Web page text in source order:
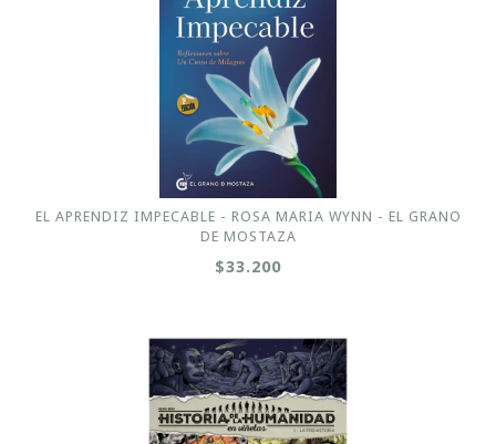
EL APRENDIZ IMPECABLE - ROSA MARIA WYNN - EL GRANO
DE MOSTAZA
$33.200